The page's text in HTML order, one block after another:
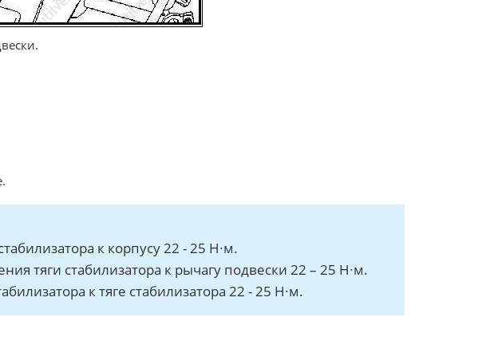
к корпусу 22 - 25 Н∙м.
тяги стабилизатора к рычагу подвески 22 – 25 Н∙м.
к тяге стабилизатора 22 - 25 Н∙м.